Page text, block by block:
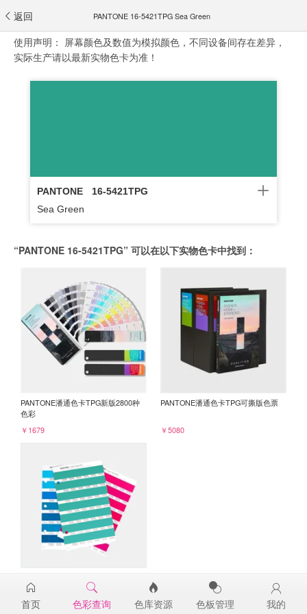
返回 PANTONE 16-5421TPG Sea Green
使用声明： 屏幕颜色及数值为模拟颜色，不同设备间存在差异，
实际生产请以最新实物色卡为准！
PANTONE
16-5421TPG
Sea Green
“PANTONE 16-5421TPG” 可以在以下实物色卡中找到：
PANTONE潘通色卡TPG新版2800种
色彩
￥1679
PANTONE潘通色卡TPG可撕版色票
￥5080
16-5421TPG
￥98
首页 色彩查询 色库资源 色板管理 我的